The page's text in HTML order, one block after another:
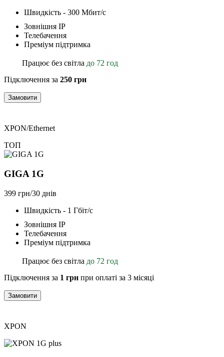
Швидкість - 300 Мбит/с
Зовнішня ІР
Телебачення
Преміум підтримка
Працює без світла до 72 год
Підключення за 250 грн
Замовити
XPON/Ethernet
ТОП
GIGA 1G
399 грн/30 днів
Швидкість - 1 Гбіт/с
Зовнішня ІР
Телебачення
Преміум підтримка
Працює без світла до 72 год
Підключення за 1 грн при оплаті за 3 місяці
Замовити
XPON